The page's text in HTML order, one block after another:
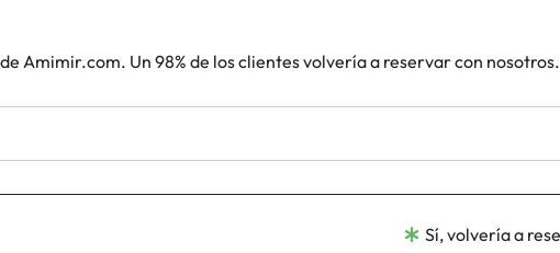
Amimir.com. Un 98% de los clientes volvería a reservar con nosotros.